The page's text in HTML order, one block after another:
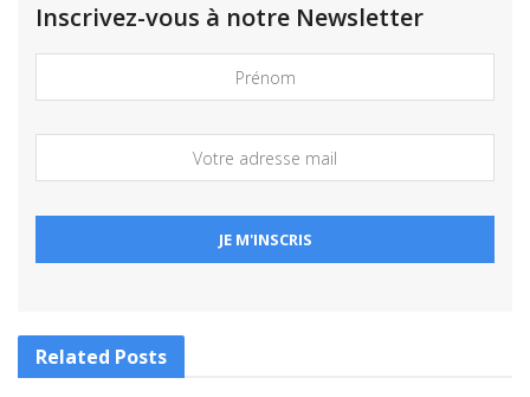
Inscrivez-vous à notre Newsletter
Related Posts